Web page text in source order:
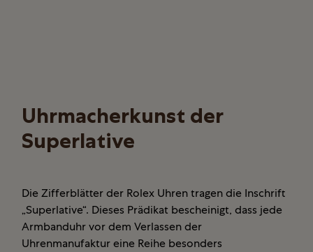
Uhrmacherkunst der
Superlative
Die Zifferblätter der Rolex Uhren tragen die Inschrift
„Superlative“. Dieses Prädikat bescheinigt, dass jede
Armbanduhr vor dem Verlassen der
Uhrenmanufaktur eine Reihe besonders